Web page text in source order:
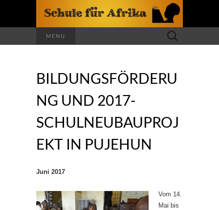
MENU
Suchen
nach:
BILDUNGSFÖRDERU
NG UND 2017-
SCHULNEUBAUPROJ
EKT IN PUJEHUN
Juni 2017
Vom 14.
Mai bis